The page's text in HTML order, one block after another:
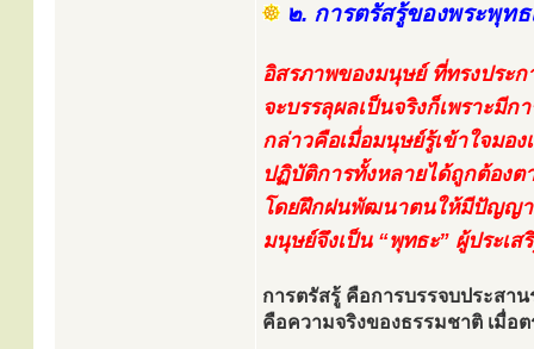
๒. การตรัสรู้ของพระพุท
อิสรภาพของมนุษย์ ที่ทรงประ
จะบรรลุผลเป็นจริงก็เพราะมีก
กล่าวคือเมื่อมนุษย์รู้เข้าใจมอ
ปฏิบัติการทั้งหลายได้ถูกต้องต
โดยฝึกฝนพัฒนาตนให้มีปัญญ
มนุษย์จึงเป็น “พุทธะ” ผู้ประเส
การตรัสรู้ คือการบรรจบประส
คือความจริงของธรรมชาติ เมื่อ